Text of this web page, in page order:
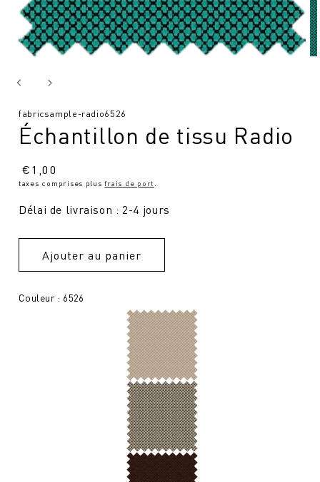
SKU
fabricsample-radio6526
Échantillon de tissu Radio
Prix
normal
€1,00
taxes comprises plusfrais de port
Délai de livraison : 2-4 jours
Ajouter au panier
Couleur : 6526